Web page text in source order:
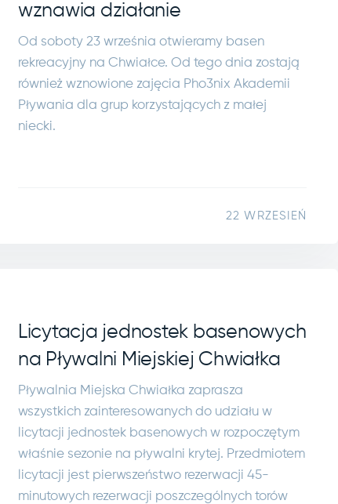
wznawia działanie
Od soboty 23 września otwieramy basen
rekreacyjny na Chwiałce. Od tego dnia zostają
również wznowione zajęcia Pho3nix Akademii
Pływania dla grup korzystających z małej
niecki.
22 WRZESIEŃ
Licytacja jednostek basenowych
na Pływalni Miejskiej Chwiałka
Pływalnia Miejska Chwiałka zaprasza
wszystkich zainteresowanych do udziału w
licytacji jednostek basenowych w rozpoczętym
właśnie sezonie na pływalni krytej. Przedmiotem
licytacji jest pierwszeństwo rezerwacji 45-
minutowych rezerwacji poszczególnych torów